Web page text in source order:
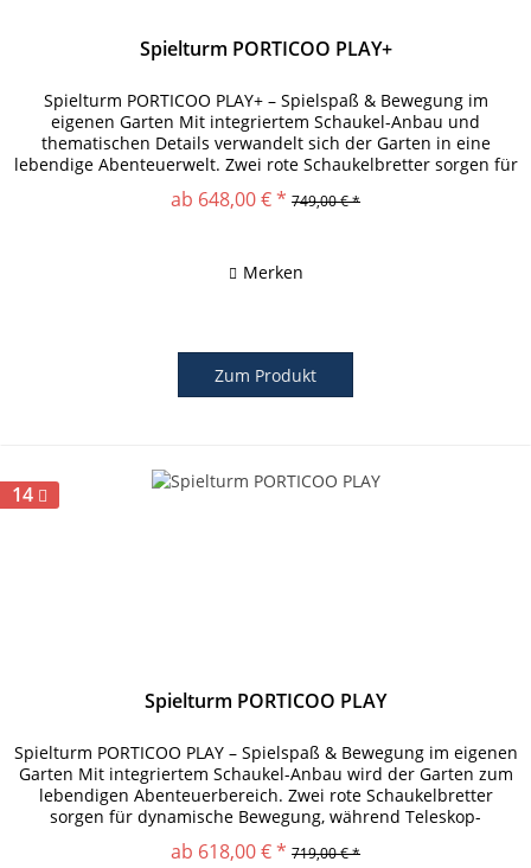
Spielturm PORTICOO PLAY+
Spielturm PORTICOO PLAY+ – Spielspaß & Bewegung im
eigenen Garten Mit integriertem Schaukel-Anbau und
thematischen Details verwandelt sich der Garten in eine
lebendige Abenteuerwelt. Zwei rote Schaukelbretter sorgen für
dynamische...
ab 648,00 € * 749,00 € *
Merken
Zum Produkt
14
Spielturm PORTICOO PLAY
Spielturm PORTICOO PLAY – Spielspaß & Bewegung im eigenen
Garten Mit integriertem Schaukel-Anbau wird der Garten zum
lebendigen Abenteuerbereich. Zwei rote Schaukelbretter
sorgen für dynamische Bewegung, während Teleskop-
Fernrohr,...
ab 618,00 € * 719,00 € *